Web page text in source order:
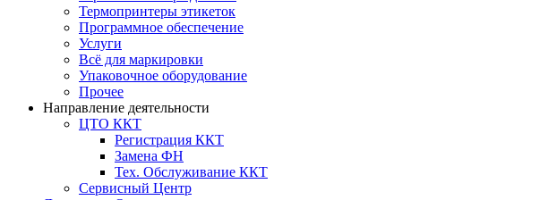
Термопринтеры этикеток
Программное обеспечение
Услуги
Всё для маркировки
Упаковочное оборудование
Прочее
Направление деятельности
ЦТО ККТ
Регистрация ККТ
Замена ФН
Тех. Обслуживание ККТ
Сервисный Центр